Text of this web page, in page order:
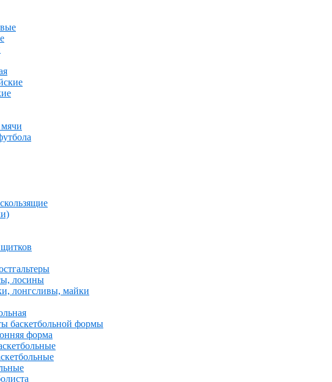
лосины
лонгсливы, майки
баскетбольной формы
форма